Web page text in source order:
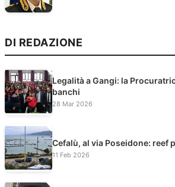
DI REDAZIONE
Legalità a Gangi: la
banchi
28 Mar 2026
Cefalù, al via Poseidone: reef
11 Feb 2026